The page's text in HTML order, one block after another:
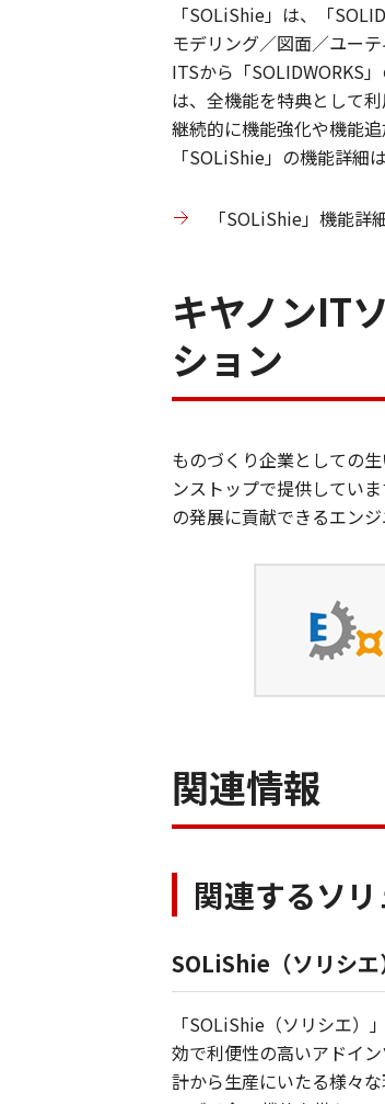
「SOLiShie」は、「
モデリング／図面／ユー
ITSから「SOLIDWORKS
は、全機能を特典として利
継続的に機能強化や機能
「SOLiShie」の機能詳細
「SOLiShie」機能詳
キヤノンIT
ション
ものづくり企業としての
ンストップで提供してい
の発展に貢献できるエン
関連情報
関連するソ
SOLiShie（ソリシ
「SOLiShie（ソリシエ
効で利便性の高いアドイ
計から生産にいたる様々